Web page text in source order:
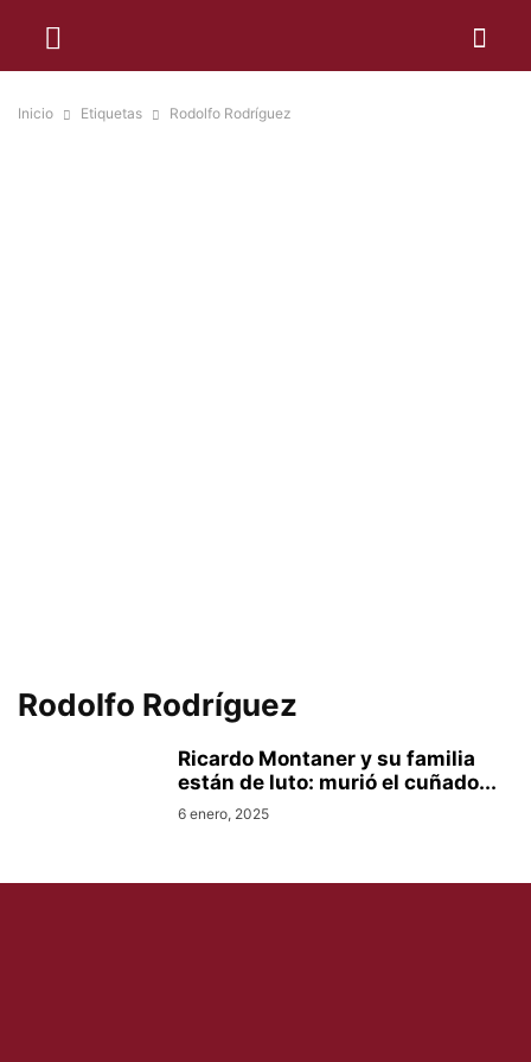
Inicio Etiquetas Rodolfo Rodríguez
Rodolfo Rodríguez
Ricardo Montaner y su familia
están de luto: murió el cuñado...
6 enero, 2025